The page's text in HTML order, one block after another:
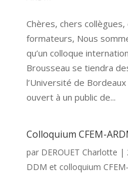
Chères, chers
formateurs, Nous
qu’un colloque
Brousseau se tiendra
l’Université de
ouvert à un public de...
Colloquium CFEM-
par DEROUET Charlotte |
DDM et colloquium